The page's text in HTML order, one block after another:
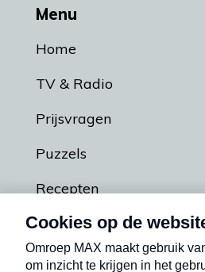
Menu
Home
TV & Radio
Prijsvragen
Puzzels
Recepten
Podcasts